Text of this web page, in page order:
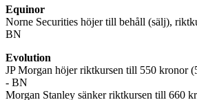
Equinor
Norne Securities höjer till behåll (sälj),
BN
Evolution
JP Morgan höjer riktkursen till 550 kronor
- BN
Morgan Stanley sänker riktkursen till 660